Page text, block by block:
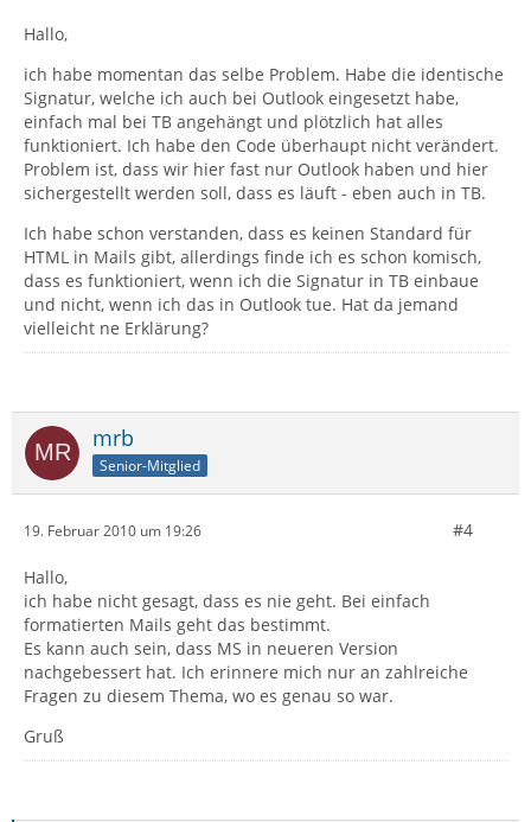
Hallo,
ich habe momentan das selbe Problem. Habe die identische
Signatur, welche ich auch bei Outlook eingesetzt habe,
einfach mal bei TB angehängt und plötzlich hat alles
funktioniert. Ich habe den Code überhaupt nicht verändert.
Problem ist, dass wir hier fast nur Outlook haben und hier
sichergestellt werden soll, dass es läuft - eben auch in TB.
Ich habe schon verstanden, dass es keinen Standard für
HTML in Mails gibt, allerdings finde ich es schon komisch,
dass es funktioniert, wenn ich die Signatur in TB einbaue
und nicht, wenn ich das in Outlook tue. Hat da jemand
vielleicht ne Erklärung?
mrb
Senior-Mitglied
19. Februar 2010 um 19:26 #4
Hallo,
ich habe nicht gesagt, dass es nie geht. Bei einfach
formatierten Mails geht das bestimmt.
Es kann auch sein, dass MS in neueren Version
nachgebessert hat. Ich erinnere mich nur an zahlreiche
Fragen zu diesem Thema, wo es genau so war.
Gruß